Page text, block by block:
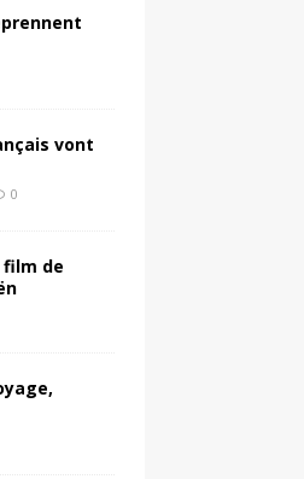
vont
0
film de